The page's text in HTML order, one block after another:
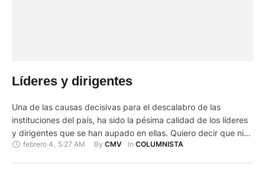
Líderes y dirigentes
Una de las causas decisivas para el descalabro de las
instituciones del país, ha sido la pésima calidad de los líderes
y dirigentes que se han aupado en ellas. Quiero decir que ni
los líderes que debieron tener la capacidad y autoridad moral
febrero 4 5:27 AM By CMV In COLUMNISTA